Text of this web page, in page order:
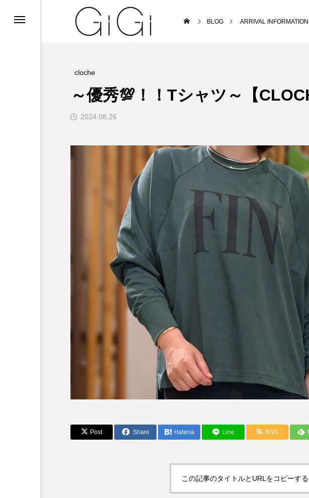
BLOG ARRIVAL INFORMATION
cloche
～優秀💯！！Tシャツ～【
2024.08.26
Post Share Hatena Line RSS
この記事のタイトルとURLをコピーする
～今日から活躍する秋アイテム～【CLOC
HE】